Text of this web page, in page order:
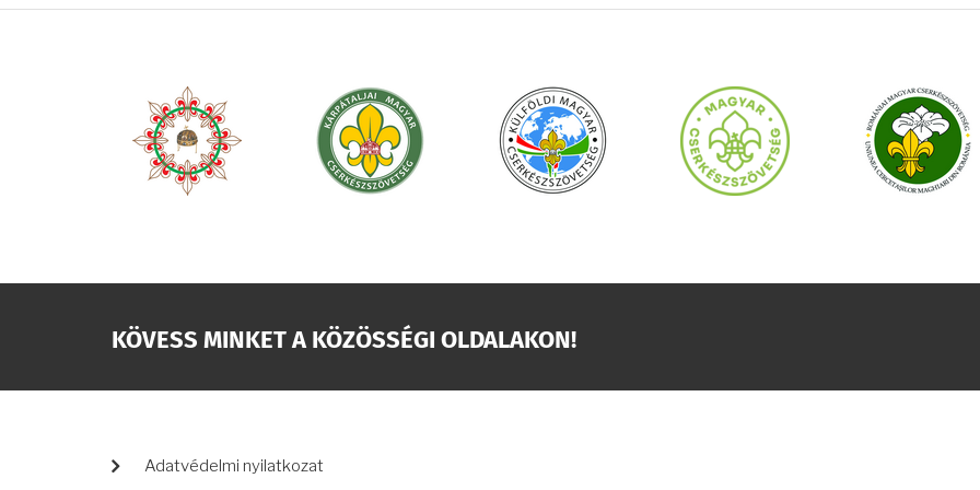
KÖVESS MINKET A KÖZÖSSÉGI OLDALAKON!
LÁBLÉC
Adatvédelmi nyilatkozat